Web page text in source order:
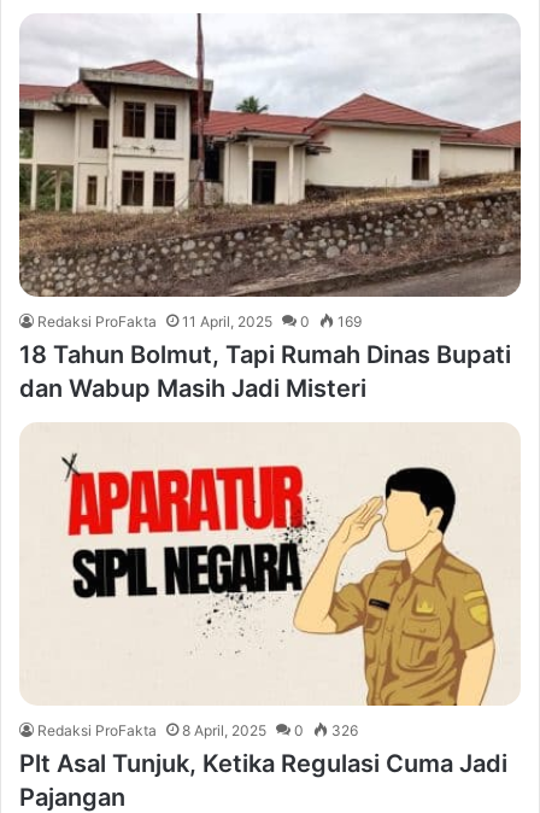
Redaksi ProFakta 11 April, 2025 0 169
18 Tahun Bolmut, Tapi Rumah Dinas Bupati
dan Wabup Masih Jadi Misteri
Redaksi ProFakta 8 April, 2025 0 326
Plt Asal Tunjuk, Ketika Regulasi Cuma Jadi
Pajangan